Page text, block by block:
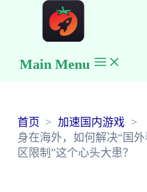
Main Menu
首页
加速国内游戏
身在海外，如何解决“国
区限制”这个心头大患？